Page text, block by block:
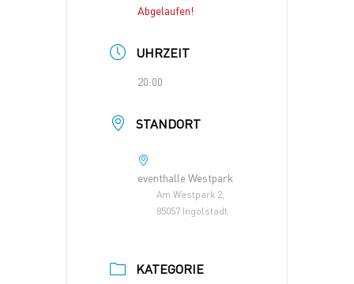
Abgelaufen!
UHRZEIT
20:00
STANDORT
eventhalle Westpark
Am Westpark 2,
85057 Ingolstadt
KATEGORIE